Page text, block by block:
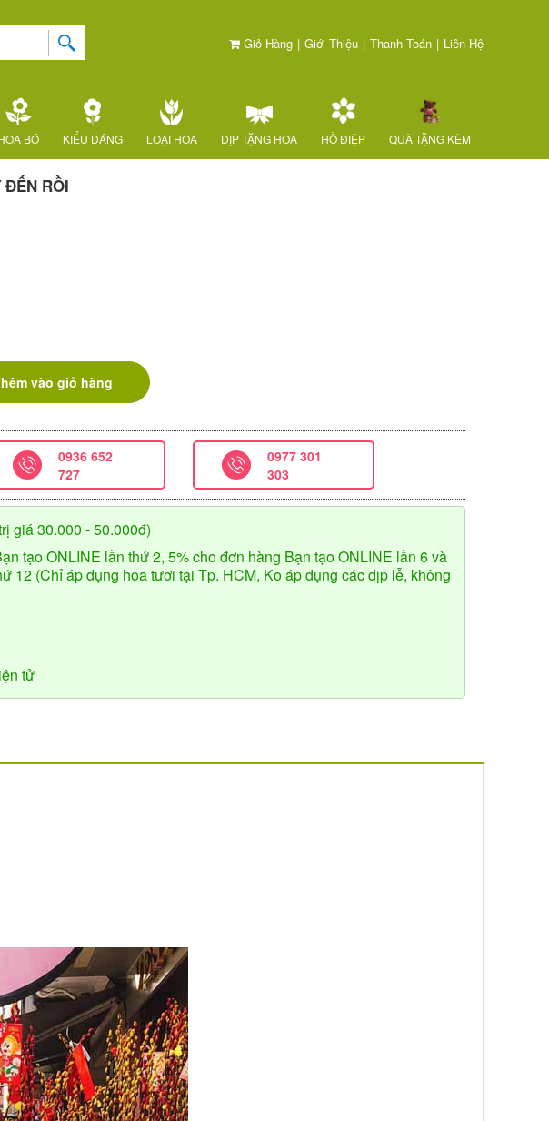
Giỏ Hàng | Giới Thiệu | Thanh Toán | Liên Hệ
BÓ KIỂU DÁNG LOẠI HOA DỊP TẶNG HOA HỒ ĐIỆP QUÀ TẶNG KÈM
ĐẾN RỒI
vào giỏ hàng
0936 652
727
0977 301
303
giá 30.000 - 50.000đ)
tạo ONLINE lần thứ 2, 5% cho đơn hàng Bạn tạo ONLINE lần 6 và
12 (Chỉ áp dụng hoa tươi tại Tp. HCM, Ko áp dụng các dịp lễ, không
tử